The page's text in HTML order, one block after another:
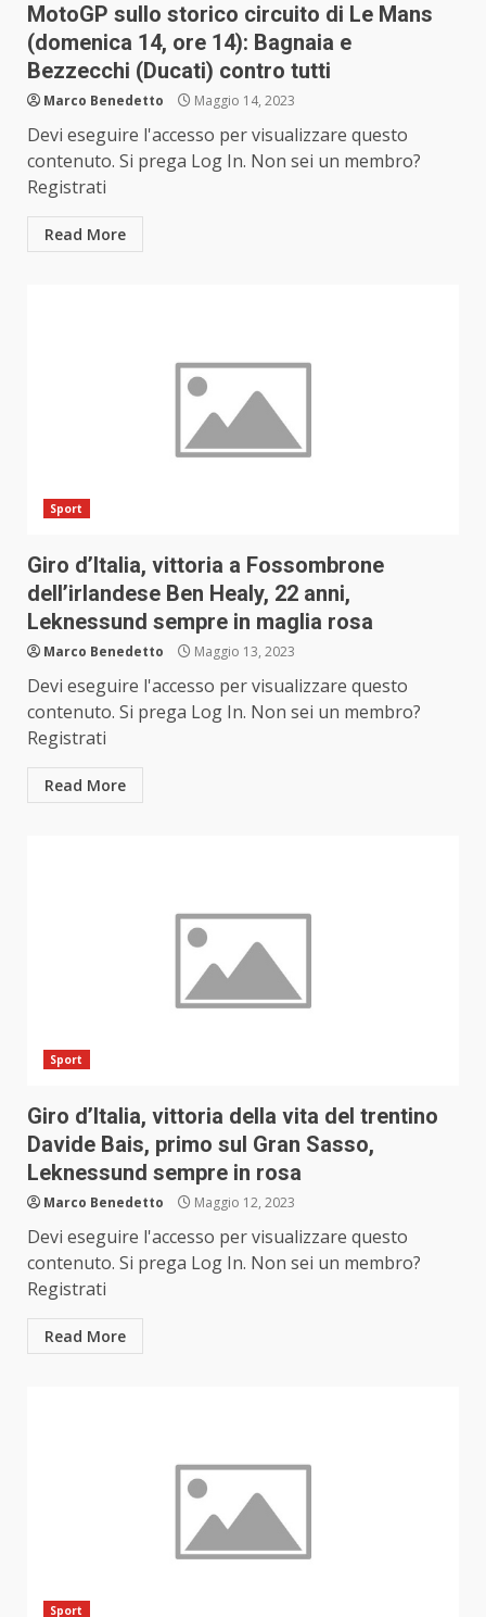
MotoGP sullo storico circuito di Le Mans
(domenica 14, ore 14): Bagnaia e
Bezzecchi (Ducati) contro tutti
Marco Benedetto Maggio 14, 2023
Devi eseguire l'accesso per visualizzare questo
contenuto. Si prega Log In. Non sei un membro?
Registrati
Read More
Sport
Giro d’Italia, vittoria a Fossombrone
dell’irlandese Ben Healy, 22 anni,
Leknessund sempre in maglia rosa
Marco Benedetto Maggio 13, 2023
Devi eseguire l'accesso per visualizzare questo
contenuto. Si prega Log In. Non sei un membro?
Registrati
Read More
Sport
Giro d’Italia, vittoria della vita del trentino
Davide Bais, primo sul Gran Sasso,
Leknessund sempre in rosa
Marco Benedetto Maggio 12, 2023
Devi eseguire l'accesso per visualizzare questo
contenuto. Si prega Log In. Non sei un membro?
Registrati
Read More
Sport